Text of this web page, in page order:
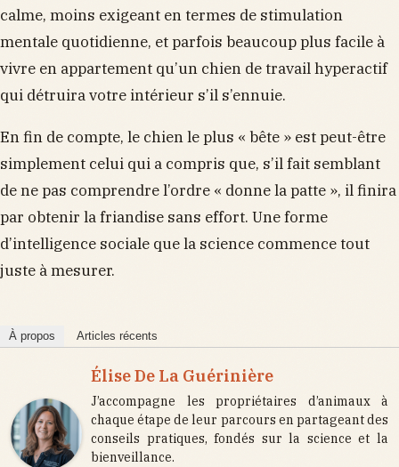
calme, moins exigeant en termes de stimulation
mentale quotidienne, et parfois beaucoup plus facile à
vivre en appartement qu’un chien de travail hyperactif
qui détruira votre intérieur s’il s’ennuie.
En fin de compte, le chien le plus « bête » est peut-être
simplement celui qui a compris que, s’il fait semblant
de ne pas comprendre l’ordre « donne la patte », il finira
par obtenir la friandise sans effort. Une forme
d’intelligence sociale que la science commence tout
juste à mesurer.
À propos Articles récents
Élise De La Guérinière
J’accompagne les propriétaires d’animaux à
chaque étape de leur parcours en partageant des
conseils pratiques, fondés sur la science et la
bienveillance.